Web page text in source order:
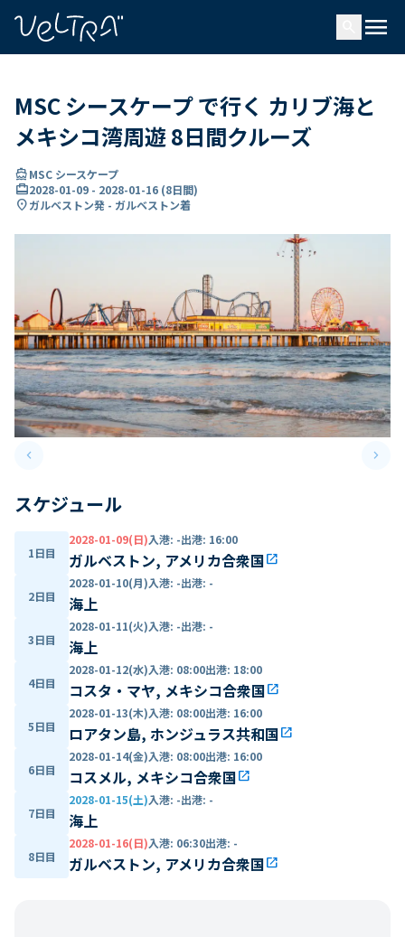
menu
MSC シースケープ で行く カリブ海と
メキシコ湾周遊 8日間クルーズ
directions_boatMSC シースケープ
card_travel2028-01-09 - 2028-01-16 (8日間)
location_onガルベストン発 - ガルベストン着
keyboard_arrow_leftPrevious slide keyboard_arrow_right
スケジュール
1日目
2028-01-09(日)入港: -出港: 16:00
ガルベストン, アメリカ合衆国open_in_new
2日目
2028-01-10(月)入港: -出港: -
海上
3日目
2028-01-11(火)入港: -出港: -
海上
4日目
2028-01-12(水)入港: 08:00出港: 18:00
コスタ・マヤ, メキシコ合衆国open_in_new
5日目
2028-01-13(木)入港: 08:00出港: 16:00
ロアタン島, ホンジュラス共和国open_in_new
6日目
2028-01-14(金)入港: 08:00出港: 16:00
コスメル, メキシコ合衆国open_in_new
7日目
2028-01-15(土)入港: -出港: -
海上
8日目
2028-01-16(日)入港: 06:30出港: -
ガルベストン, アメリカ合衆国open_in_new